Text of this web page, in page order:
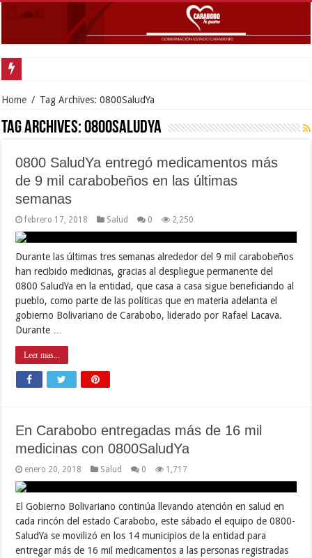
Home / Tag Archives: 0800SaludYa
Tag Archives:0800SaludYa
0800 SaludYa entregó medicamentos más
de 9 mil carabobeños en las últimas
semanas
febrero 17, 2018 Salud 0 2,250
Durante las últimas tres semanas alrededor del 9 mil carabobeños
han recibido medicinas, gracias al despliegue permanente del
0800 SaludYa en la entidad, que casa a casa sigue beneficiando al
pueblo, como parte de las políticas que en materia adelanta el
gobierno Bolivariano de Carabobo, liderado por Rafael Lacava.
Durante …
Leer mas...
En Carabobo entregadas más de 16 mil
medicinas con 0800SaludYa
enero 20, 2018 Salud 0 1,717
El Gobierno Bolivariano continúa llevando atención en salud en
cada rincón del estado Carabobo, este sábado el equipo de 0800-
SaludYa se movilizó en los 14 municipios de la entidad para
entregar más de 16 mil medicamentos a las personas registradas